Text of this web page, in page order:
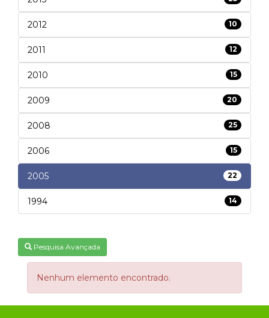
2012 10
2011 12
2010 15
2009 20
2008 25
2006 15
2005 22
1994 14
Pesquisa Avançada
Nenhum elemento encontrado.